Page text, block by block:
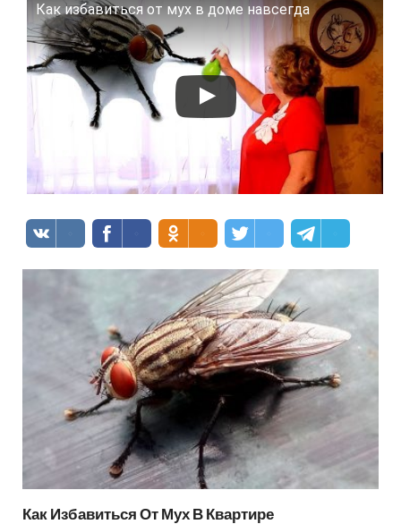
Как избавиться от мух в доме навсегда
Смотрите это видео на YouTube
Как Избавиться От Мух В Квартире